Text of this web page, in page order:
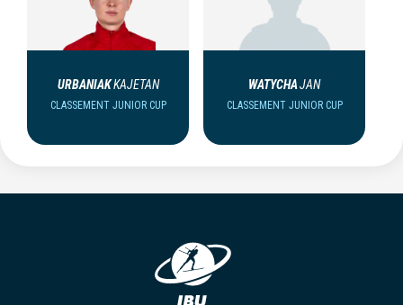
URBANIAKKAJETAN
CLASSEMENT JUNIOR CUP
WATYCHAJAN
CLASSEMENT JUNIOR CUP